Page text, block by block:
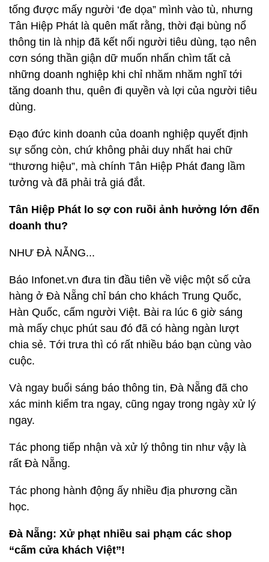
tống được mấy người ‘đe dọa” mình vào tù, nhưng
Tân Hiệp Phát là quên mất rằng, thời đại bùng nổ
thông tin là nhịp đã kết nối người tiêu dùng, tạo nên
cơn sóng thần giận dữ muốn nhấn chìm tất cả
những doanh nghiệp khi chỉ nhăm nhăm nghĩ tới
tăng doanh thu, quên đi quyền và lợi của người tiêu
dùng.
Đạo đức kinh doanh của doanh nghiệp quyết định
sự sống còn, chứ không phải duy nhất hai chữ
“thương hiệu”, mà chính Tân Hiệp Phát đang lầm
tưởng và đã phải trả giá đắt.
Tân Hiệp Phát lo sợ con ruồi ảnh hưởng lớn đến
doanh thu?
NHƯ ĐÀ NẴNG...
Báo Infonet.vn đưa tin đầu tiên về việc một số cửa
hàng ở Đà Nẵng chỉ bán cho khách Trung Quốc,
Hàn Quốc, cấm người Việt. Bài ra lúc 6 giờ sáng
mà mấy chục phút sau đó đã có hàng ngàn lượt
chia sẻ. Tới trưa thì có rất nhiều báo bạn cùng vào
cuộc.
Và ngay buổi sáng báo thông tin, Đà Nẵng đã cho
xác minh kiểm tra ngay, cũng ngay trong ngày xử lý
ngay.
Tác phong tiếp nhận và xử lý thông tin như vậy là
rất Đà Nẵng.
Tác phong hành động ấy nhiều địa phương cần
học.
Đà Nẵng: Xử phạt nhiều sai phạm các shop
“cấm cửa khách Việt”!